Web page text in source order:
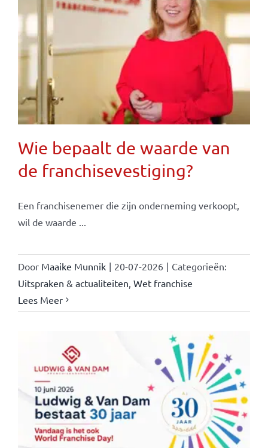
Wie bepaalt de waarde van
de franchisevestiging?
Een franchisenemer die zijn onderneming verkoopt,
wil de waarde ...
Door Maaike Munnik | 20-07-2026 | Categorieën:
Uitspraken & actualiteiten Wet franchise
Lees Meer